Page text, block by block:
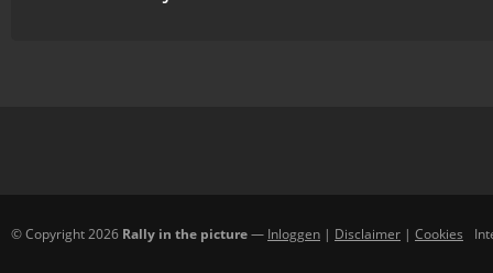
© Copyright 2026 Rally in the picture— Inloggen | Disclaimer | Cookies